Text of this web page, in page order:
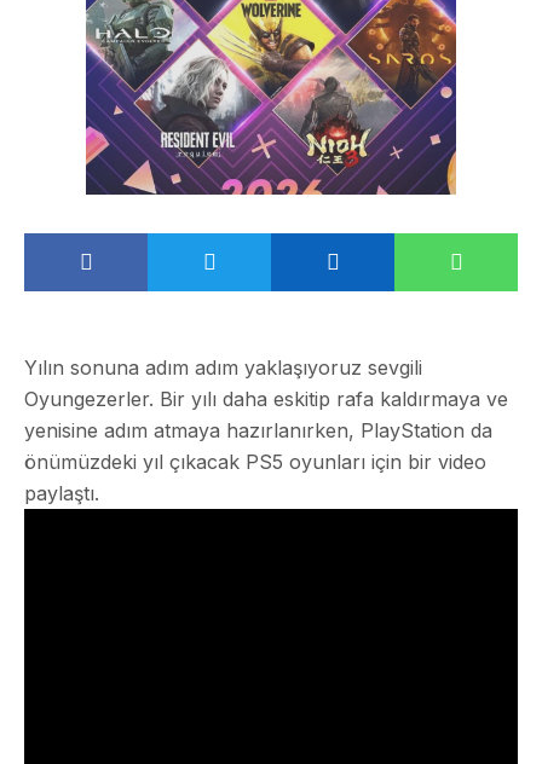
Yılın sonuna adım adım yaklaşıyoruz sevgili
Oyungezerler. Bir yılı daha eskitip rafa kaldırmaya ve
yenisine adım atmaya hazırlanırken, PlayStation da
önümüzdeki yıl çıkacak PS5 oyunları için bir video
paylaştı.